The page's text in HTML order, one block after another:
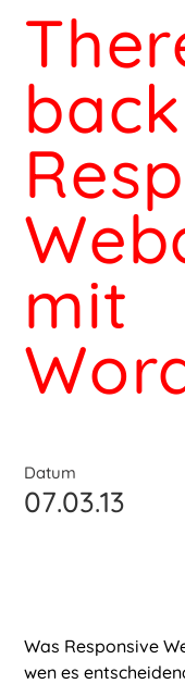
mit
Datum
07.03.13
Was Responsive
wen es